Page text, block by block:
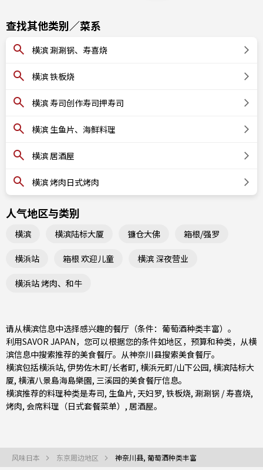
查找其他类别／菜系
横滨 涮涮锅、寿喜烧
横滨 铁板烧
横滨 寿司创作寿司押寿司
横滨 生鱼片、海鲜料理
横滨 居酒屋
横滨 烤肉日式烤肉
人气地区与类别
横滨 横滨陆标大厦 镰仓大佛 箱根/强罗
横浜站 箱根 欢迎儿童 横滨 深夜营业
横浜站 烤肉、和牛
请从横滨信息中选择感兴趣的餐厅（条件：葡萄酒种类丰富）。
利用SAVOR JAPAN，您可以根据您的条件如地区，预算和种类，从横
滨信息中搜索推荐的美食餐厅。从神奈川县搜索美食餐厅。
横滨包括横浜站, 伊势佐木町/长者町, 横浜元町/山下公园, 横滨陆标大
厦, 横濱八景島海島樂園, 三溪园的美食餐厅信息。
横滨推荐的料理种类是寿司, 生鱼片, 天妇罗, 铁板烧, 涮涮锅 / 寿喜烧,
烤肉, 会席料理（日式套餐菜单） , 居酒屋。
风味日本 东京周边地区 神奈川县, 葡萄酒种类丰富